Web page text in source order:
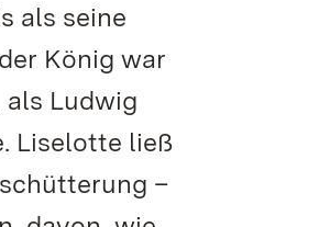
als seine
König war
Ludwig
Liselotte ließ
–